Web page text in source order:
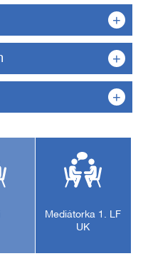
Mediátorka 1. LF
UK